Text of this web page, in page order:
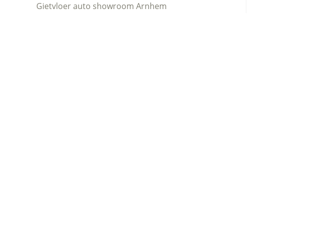
artikelen
Gietvloer auto showroom Arnhem